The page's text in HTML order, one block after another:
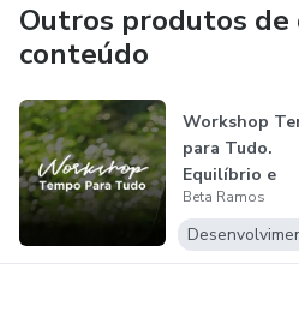
Outros produtos de
conteúdo
Workshop
para Tudo.
Equilíbrio e
organização
Mães
Beta Ramos